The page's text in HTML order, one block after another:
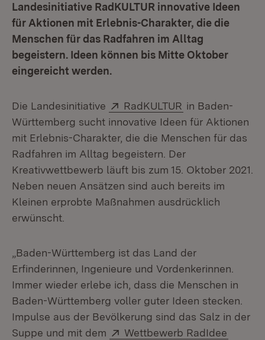
Landesinitiative RadKULTUR innovative Ideen
für Aktionen mit Erlebnis-Charakter, die die
Menschen für das Radfahren im Alltag
begeistern. Ideen können bis Mitte Oktober
eingereicht werden.
Die Landesinitiative Extern:
RadKULTUR (Öffnet in
in Baden-
Württemberg sucht innovative Ideen für Aktionen
mit Erlebnis-Charakter, die die Menschen für das
Radfahren im Alltag begeistern. Der
Kreativwettbewerb läuft bis zum 15. Oktober 2021.
Neben neuen Ansätzen sind auch bereits im
Kleinen erprobte Maßnahmen ausdrücklich
erwünscht.
„Baden-Württemberg ist das Land der
Erfinderinnen, Ingenieure und Vordenkerinnen.
Immer wieder erlebe ich, dass die Menschen in
Baden-Württemberg voller guter Ideen stecken.
Impulse aus der Bevölkerung sind das Salz in der
Suppe und mit dem
Extern:
Wettbewerb RadIdee